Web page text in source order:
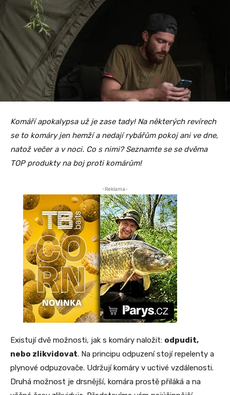
Komáří apokalypsa už je zase tady! Na některých revírech
se to komáry jen hemží a nedají rybářům pokoj ani ve dne,
natož večer a v noci. Co s nimi? Seznamte se se dvěma
TOP produkty na boj proti komárům!
-Reklama-
Existují dvě možnosti, jak s komáry naložit: odpudit,
nebo zlikvidovat. Na principu odpuzení stojí repelenty a
plynové odpuzovače. Udržují komáry v uctivé vzdálenosti.
Druhá možnost je drsnější, komára prostě přiláká a na